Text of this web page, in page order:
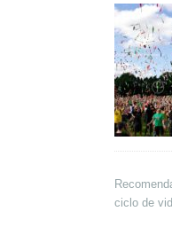
ciclo de